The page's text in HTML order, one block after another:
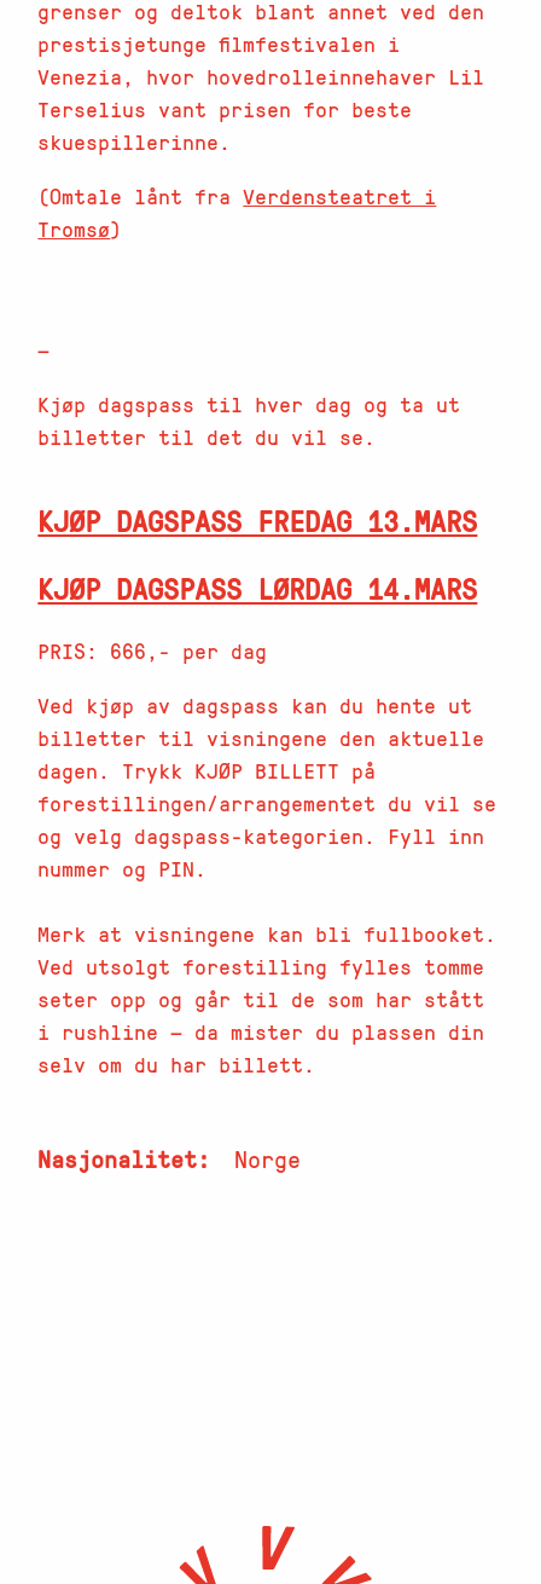
grenser og deltok blant annet ved den
prestisjetunge filmfestivalen i
Venezia, hvor hovedrolleinnehaver Lil
Terselius vant prisen for beste
skuespillerinne.
(Omtale lånt fraVerdensteatret i
Tromsø)
—
Kjøp dagspass til hver dag og ta ut
billetter til det du vil se.
KJØP DAGSPASS FREDAG 13.MARS
KJØP DAGSPASS LØRDAG 14.MARS
PRIS: 666,- per dag
Ved kjøp av dagspass kan du hente ut
billetter til visningene den aktuelle
dagen. Trykk KJØP BILLETT på
forestillingen/arrangementet du vil se
og velg dagspass-kategorien. Fyll inn
nummer og PIN.
Merk at visningene kan bli fullbooket.
Ved utsolgt forestilling fylles tomme
seter opp og går til de som har stått
i rushline — da mister du plassen din
selv om du har billett.
Nasjonalitet Norge